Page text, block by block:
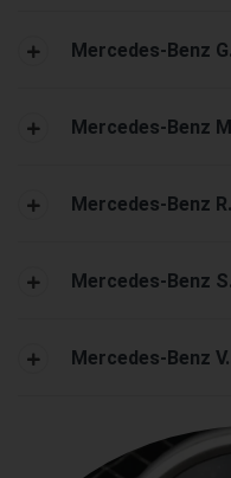
Mercedes-Benz
Mercedes-Benz
Mercedes-Benz
Mercedes-Benz
Mercedes-Benz